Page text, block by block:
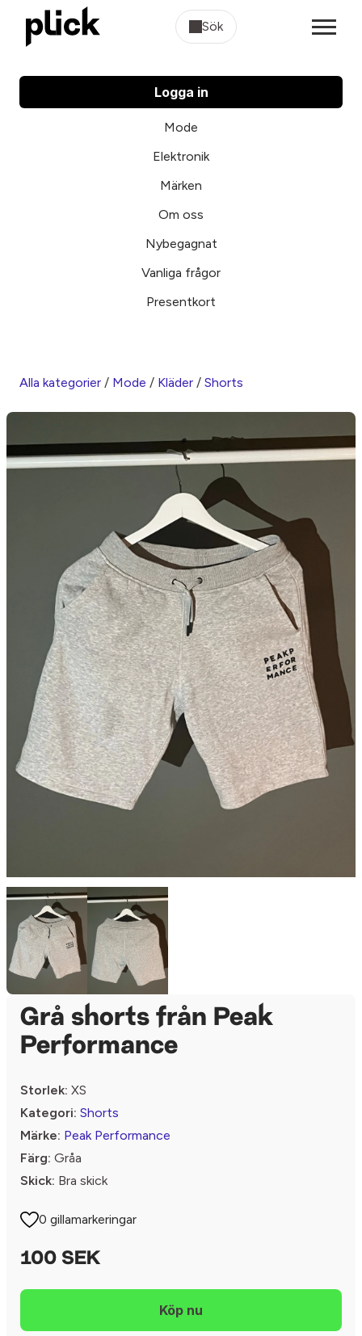
Sök
Logga in
Mode
Elektronik
Märken
Om oss
Nybegagnat
Vanliga frågor
Presentkort
Alla kategorier / Mode / Kläder / Shorts
Grå shorts från Peak
Performance
Storlek: XS
Kategori: Shorts
Märke: Peak Performance
Färg: Gråa
Skick: Bra skick
0 gillamarkeringar
100 SEK